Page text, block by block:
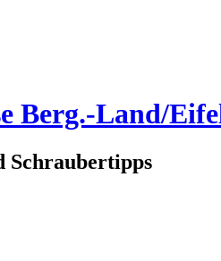
Berg.-Land/
Schraubertipps